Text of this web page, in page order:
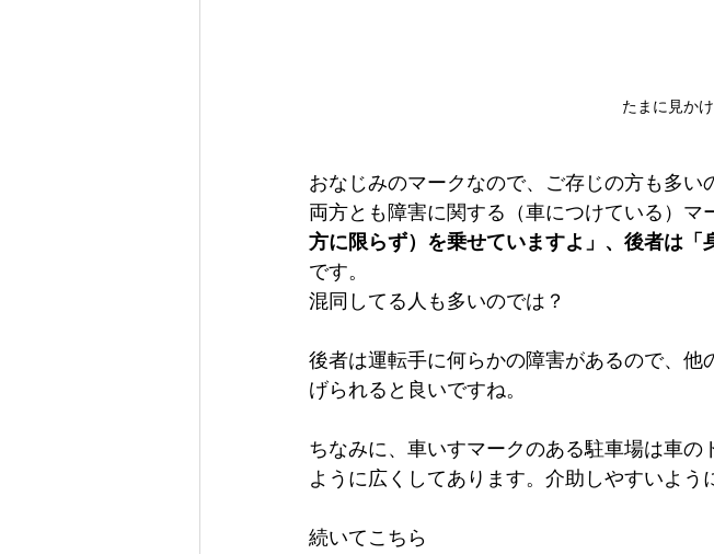
たまに見か
おなじみのマークなので、ご存じの方も多い
両方とも障害に関する（車につけている）マ
方に限らず）を乗せていますよ」、後者は「
です。
混同してる人も多いのでは？
後者は運転手に何らかの障害があるので、
げられると良いですね。
ちなみに、車いすマークのある駐車場は車
ように広くしてあります。介助しやすいよう
続いてこちら